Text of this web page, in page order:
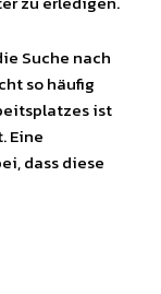
Suche nach
so häufig
ist
Eine
dass diese